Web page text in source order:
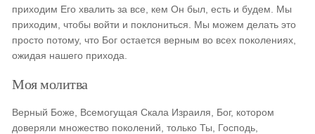
приходим Его хвалить за все, кем Он был, есть и будем. Мы
приходим, чтобы войти и поклониться. Мы можем делать это
просто потому, что Бог остается верным во всех поколениях,
ожидая нашего прихода.
Моя молитва
Верный Боже, Всемогущая Скала Израиля, Бог, котором
доверяли множество поколений, только Ты, Господь,